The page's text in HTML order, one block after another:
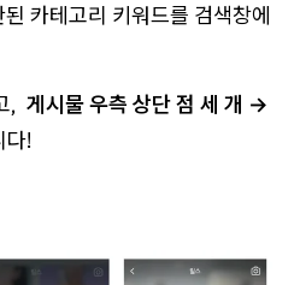
카테고리 키워드를 검색창에
, 게시물 우측 상단 점 세 개 →
다!